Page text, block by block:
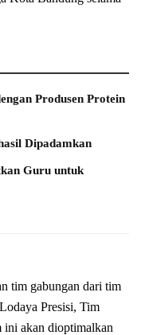
Produsen Protein
Dipadamkan
Guru untuk
tim gabungan dari tim
Presisi, Tim
ini akan dioptimalkan